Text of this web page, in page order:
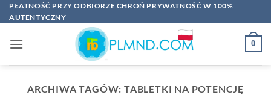
Przewiń
do
PŁATNOŚĆ PRZY ODBIORZE CHROŃ PRYWATNOŚĆ W 100%
AUTENTYCZNY
0
ARCHIWA TAGÓW: TABLETKI NA POTENCJĘ